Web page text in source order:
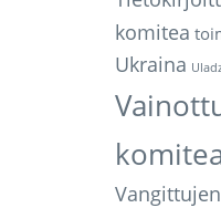
komitea
Ukraina